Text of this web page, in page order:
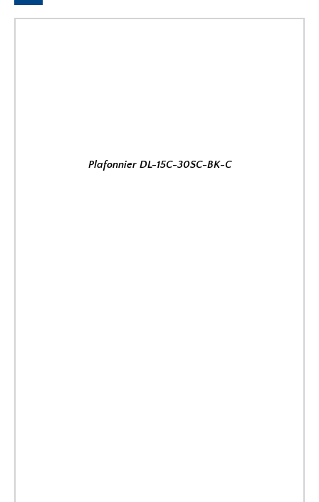
Plafonnier DL-15C-30SC-BK-C